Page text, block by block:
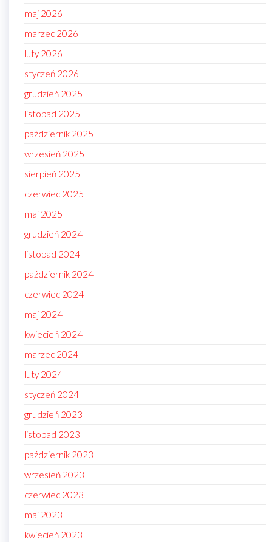
maj 2026
marzec 2026
luty 2026
styczeń 2026
grudzień 2025
listopad 2025
październik 2025
wrzesień 2025
sierpień 2025
czerwiec 2025
maj 2025
grudzień 2024
listopad 2024
październik 2024
czerwiec 2024
maj 2024
kwiecień 2024
marzec 2024
luty 2024
styczeń 2024
grudzień 2023
listopad 2023
październik 2023
wrzesień 2023
czerwiec 2023
maj 2023
kwiecień 2023